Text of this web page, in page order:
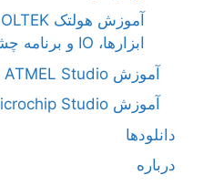
ابزارها، IO و برنامه چشمکزن
آموزش ATMEL Studio
آموزش Microchip Studio
دانلودها
درباره